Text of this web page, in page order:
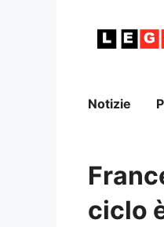
Notizie
ciclo